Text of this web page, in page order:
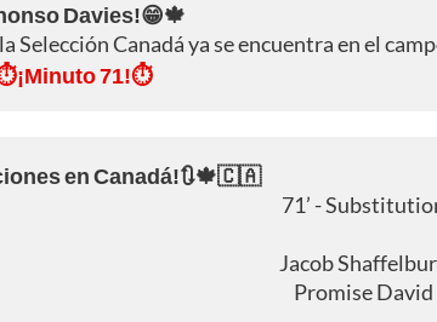
Davies!😁🍁
Selección Canadá ya se encuentra en el
71!⏱️
en Canadá!🔃🍁🇨🇦
71’ -
Jacob
Promise David